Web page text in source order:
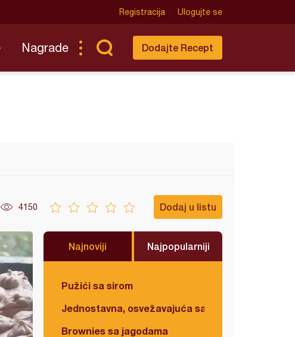
Registracija Ulogujte se
Nagrade Dodajte Recept
4150 Dodaj u listu
Najnoviji Najpopularniji
Pužići sa sirom
Jednostavna, osvežavajuća salata
Brownies sa jagodama